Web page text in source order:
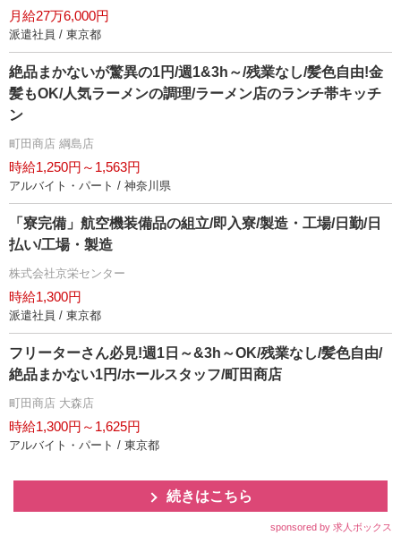
月給27万6,000円
派遣社員 / 東京都
絶品まかないが驚異の1円/週1&3h～/残業なし/髪色自由!金
髪もOK/人気ラーメンの調理/ラーメン店のランチ帯キッチ
ン
町田商店 綱島店
時給1,250円～1,563円
アルバイト・パート / 神奈川県
「寮完備」航空機装備品の組立/即入寮/製造・工場/日勤/日
払い/工場・製造
株式会社京栄センター
時給1,300円
派遣社員 / 東京都
フリーターさん必見!週1日～&3h～OK/残業なし/髪色自由/
絶品まかない1円/ホールスタッフ/町田商店
町田商店 大森店
時給1,300円～1,625円
アルバイト・パート / 東京都
続きはこちら
sponsored by 求人ボックス